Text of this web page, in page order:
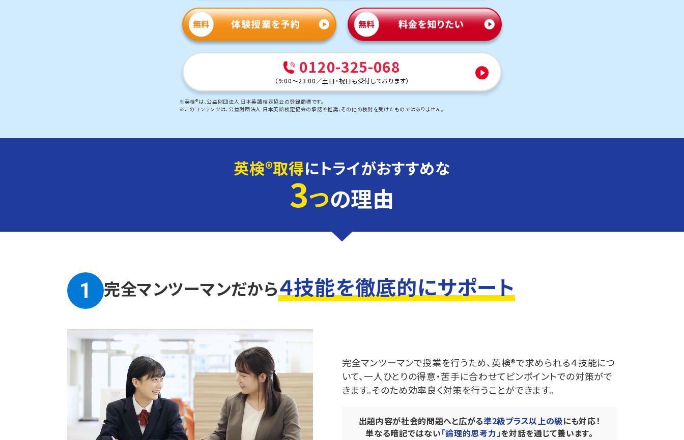
0120-325-068
（9:00～23:00 ／土日・祝日も受付しております）
※英検®は、公益財団法人 日本英語検定協会の登録商標です。
※このコンテンツは、公益財団法人 日本英語検定協会の承認や推奨、その他の検討を受けたものではありません。
英検®︎取得にトライがおすすめな
3つの理由
1 完全マンツーマンだから４技能を徹底的にサポート
完全マンツーマンで授業を行うため、英検®で求められる４技能につ
いて、一人ひとりの得意・苦手に合わせてピンポイントでの対策がで
きます。そのため効率良く対策を行うことができます。​
出題内容が社会的問題へと広がる準2級プラス以上の級にも対応！
単なる暗記ではない「論理的思考力」を対話を通じて養います。